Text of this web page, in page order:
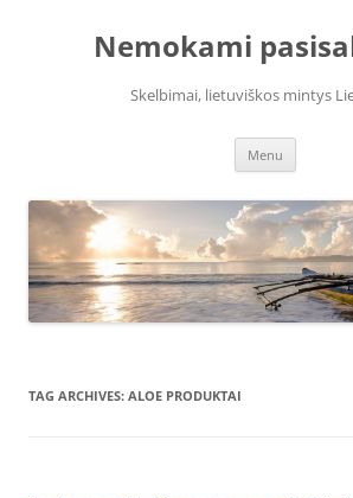
Nemokami
Skelbimai, lietuviškos mintys
Menu
TAG ARCHIVES: ALOE PRODUKTAI